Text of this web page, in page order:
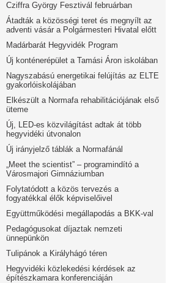
Cziffra György Fesztivál februárban
Átadták a közösségi teret és megnyílt az
adventi vásár a Polgármesteri Hivatal előtt
Madárbarát Hegyvidék Program
Új konténerépület a Tamási Áron iskolában
Nagyszabású energetikai felújítás az ELTE
gyakorlóiskolájában
Elkészült a Normafa rehabilitációjának első
üteme
Új, LED-es közvilágítást adtak át több
hegyvidéki útvonalon
Új irányjelző táblák a Normafánál
„Meet the scientist” – programindító a
Városmajori Gimnáziumban
Folytatódott a közös tervezés a
fogyatékkal élők képviselőivel
Együttműködési megállapodás a BKK-val
Pedagógusokat díjaztak nemzeti
ünnepünkön
Tulipánok a Királyhágó téren
Hegyvidéki közlekedési kérdések az
építészkamara konferenciáján